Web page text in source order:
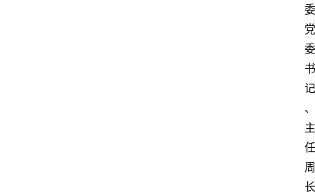
委
党
委
书
记
、
主
任
周
长